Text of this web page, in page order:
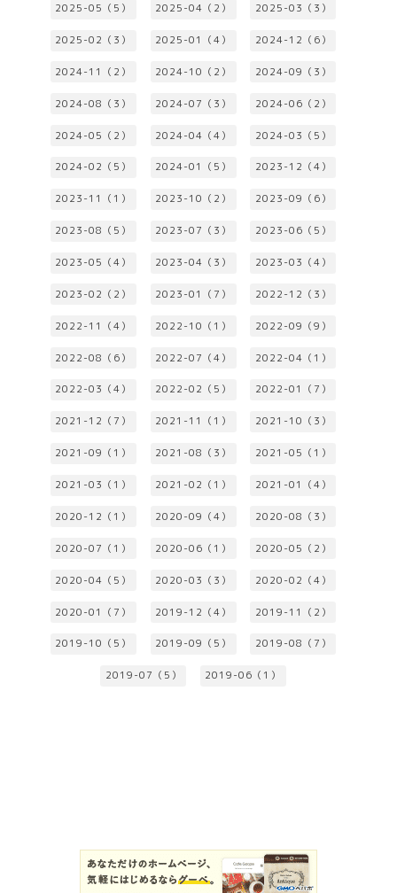
2025-05（5） 2025-04（2） 2025-03（3）
2025-02（3） 2025-01（4） 2024-12（6）
2024-11（2） 2024-10（2） 2024-09（3）
2024-08（3） 2024-07（3） 2024-06（2）
2024-05（2） 2024-04（4） 2024-03（5）
2024-02（5） 2024-01（5） 2023-12（4）
2023-11（1） 2023-10（2） 2023-09（6）
2023-08（5） 2023-07（3） 2023-06（5）
2023-05（4） 2023-04（3） 2023-03（4）
2023-02（2） 2023-01（7） 2022-12（3）
2022-11（4） 2022-10（1） 2022-09（9）
2022-08（6） 2022-07（4） 2022-04（1）
2022-03（4） 2022-02（5） 2022-01（7）
2021-12（7） 2021-11（1） 2021-10（3）
2021-09（1） 2021-08（3） 2021-05（1）
2021-03（1） 2021-02（1） 2021-01（4）
2020-12（1） 2020-09（4） 2020-08（3）
2020-07（1） 2020-06（1） 2020-05（2）
2020-04（5） 2020-03（3） 2020-02（4）
2020-01（7） 2019-12（4） 2019-11（2）
2019-10（5） 2019-09（5） 2019-08（7）
2019-07（5） 2019-06（1）